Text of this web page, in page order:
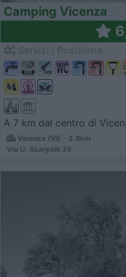
Camping Vicenza
A 7 km dal centro di
Vicenza (VI) - 3.8km
Via U. Scarpelli 35